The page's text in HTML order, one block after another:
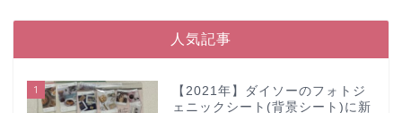
人気記事
1
【2021年】ダイソーのフォトジ
ェニックシート(背景シート)に新